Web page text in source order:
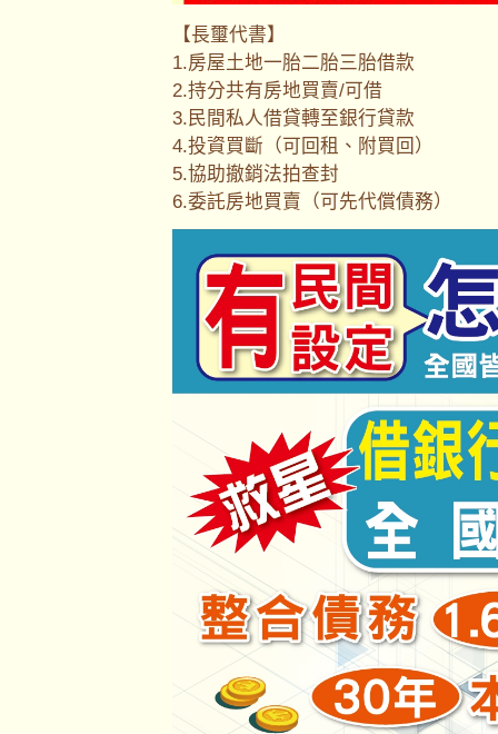
【長璽代書】
1.房屋土地一胎二胎三胎借款
2.持分共有房地買賣/可借
3.民間私人借貸轉至銀行貸款
4.投資買斷（可回租、附買回）
5.協助撤銷法拍查封
6.委託房地買賣（可先代償債務）